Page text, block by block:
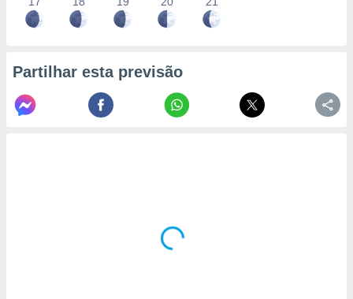
Partilhar esta previsão